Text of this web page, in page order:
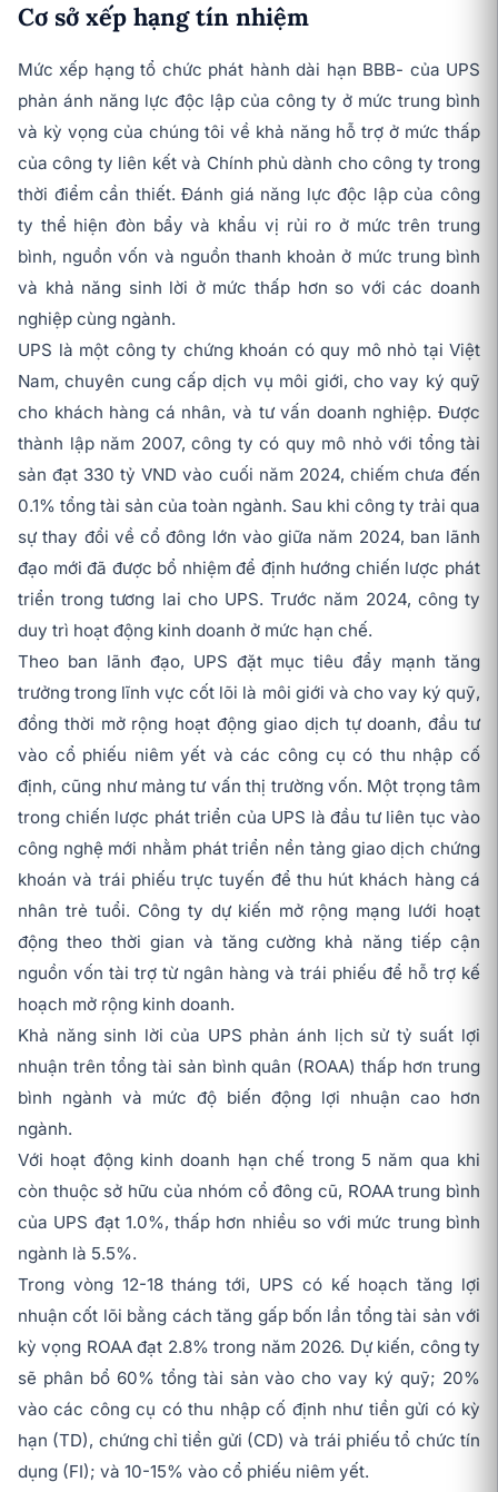
Cơ sở xếp hạng tín nhiệm
Mức xếp hạng tổ chức phát hành dài hạn BBB- của UPS
phản ánh năng lực độc lập của công ty ở mức trung bình
và kỳ vọng của chúng tôi về khả năng hỗ trợ ở mức thấp
của công ty liên kết và Chính phủ dành cho công ty trong
thời điểm cần thiết. Đánh giá năng lực độc lập của công
ty thể hiện đòn bẩy và khẩu vị rủi ro ở mức trên trung
bình, nguồn vốn và nguồn thanh khoản ở mức trung bình
và khả năng sinh lời ở mức thấp hơn so với các doanh
nghiệp cùng ngành.
UPS là một công ty chứng khoán có quy mô nhỏ tại Việt
Nam, chuyên cung cấp dịch vụ môi giới, cho vay ký quỹ
cho khách hàng cá nhân, và tư vấn doanh nghiệp. Được
thành lập năm 2007, công ty có quy mô nhỏ với tổng tài
sản đạt 330 tỷ VND vào cuối năm 2024, chiếm chưa đến
0.1% tổng tài sản của toàn ngành. Sau khi công ty trải qua
sự thay đổi về cổ đông lớn vào giữa năm 2024, ban lãnh
đạo mới đã được bổ nhiệm để định hướng chiến lược phát
triển trong tương lai cho UPS. Trước năm 2024, công ty
duy trì hoạt động kinh doanh ở mức hạn chế.
Theo ban lãnh đạo, UPS đặt mục tiêu đẩy mạnh tăng
trưởng trong lĩnh vực cốt lõi là môi giới và cho vay ký quỹ,
đồng thời mở rộng hoạt động giao dịch tự doanh, đầu tư
vào cổ phiếu niêm yết và các công cụ có thu nhập cố
định, cũng như mảng tư vấn thị trường vốn. Một trọng tâm
trong chiến lược phát triển của UPS là đầu tư liên tục vào
công nghệ mới nhằm phát triển nền tảng giao dịch chứng
khoán và trái phiếu trực tuyến để thu hút khách hàng cá
nhân trẻ tuổi. Công ty dự kiến mở rộng mạng lưới hoạt
động theo thời gian và tăng cường khả năng tiếp cận
nguồn vốn tài trợ từ ngân hàng và trái phiếu để hỗ trợ kế
hoạch mở rộng kinh doanh.
Khả năng sinh lời của UPS phản ánh lịch sử tỷ suất lợi
nhuận trên tổng tài sản bình quân (ROAA) thấp hơn trung
bình ngành và mức độ biến động lợi nhuận cao hơn
ngành.
Với hoạt động kinh doanh hạn chế trong 5 năm qua khi
còn thuộc sở hữu của nhóm cổ đông cũ, ROAA trung bình
của UPS đạt 1.0%, thấp hơn nhiều so với mức trung bình
ngành là 5.5%.
Trong vòng 12-18 tháng tới, UPS có kế hoạch tăng lợi
nhuận cốt lõi bằng cách tăng gấp bốn lần tổng tài sản với
kỳ vọng ROAA đạt 2.8% trong năm 2026. Dự kiến, công ty
sẽ phân bổ 60% tổng tài sản vào cho vay ký quỹ; 20%
vào các công cụ có thu nhập cố định như tiền gửi có kỳ
hạn (TD), chứng chỉ tiền gửi (CD) và trái phiếu tổ chức tín
dụng (FI); và 10-15% vào cổ phiếu niêm yết.